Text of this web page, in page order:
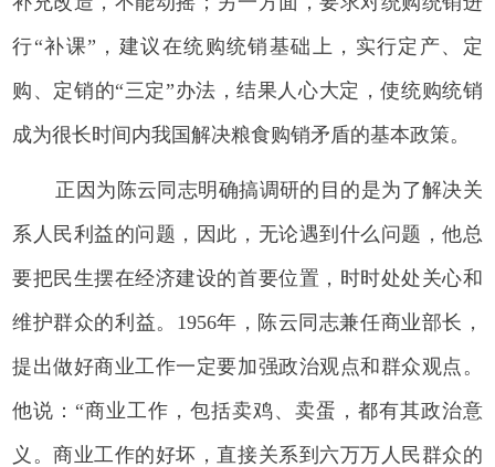
行“补课”，建议在统购统销基础上，实行定产、定
购、定销的“三定”办法，结果人心大定，使统购统销
成为很长时间内我国解决粮食购销矛盾的基本政策。
正因为陈云同志明确搞调研的目的是为了解决关
系人民利益的问题，因此，无论遇到什么问题，他总
要把民生摆在经济建设的首要位置，时时处处关心和
维护群众的利益。1956年，陈云同志兼任商业部长，
提出做好商业工作一定要加强政治观点和群众观点。
他说：“商业工作，包括卖鸡、卖蛋，都有其政治意
义。商业工作的好坏，直接关系到六万万人民群众的